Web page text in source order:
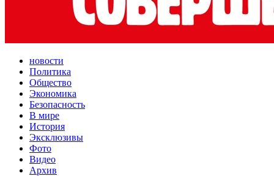
новости
Политика
Общество
Экономика
Безопасность
В мире
История
Эксклюзивы
Фото
Видео
Архив